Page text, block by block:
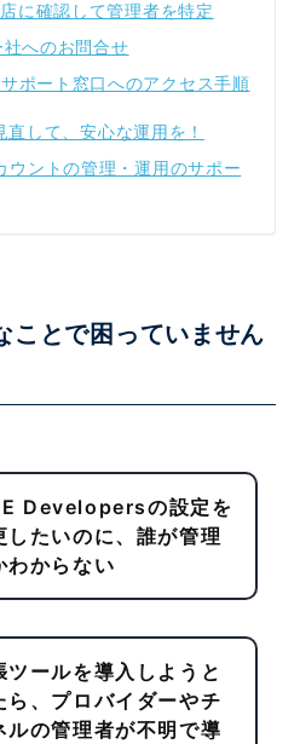
確認して管理者を特定
へのお問合せ
ポート窓口へのアクセス手順
して、安心な運用を！
ントの管理・運用のサポー
ことで困っていません
Developersの設定を
したいのに、誰が管理
わからない
ツールを導入しようと
ら、プロバイダーやチ
ルの管理者が不明で導